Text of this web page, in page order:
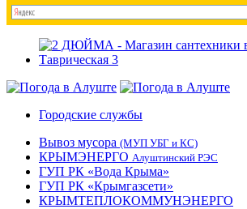
Городские службы
Вывоз мусора (МУП УБГ и КС)
КРЫМЭНЕРГО Алуштинский РЭС
ГУП РК «Вода Крыма»
ГУП РК «Крымгазсети»
КРЫМТЕПЛОКОММУНЭНЕРГО